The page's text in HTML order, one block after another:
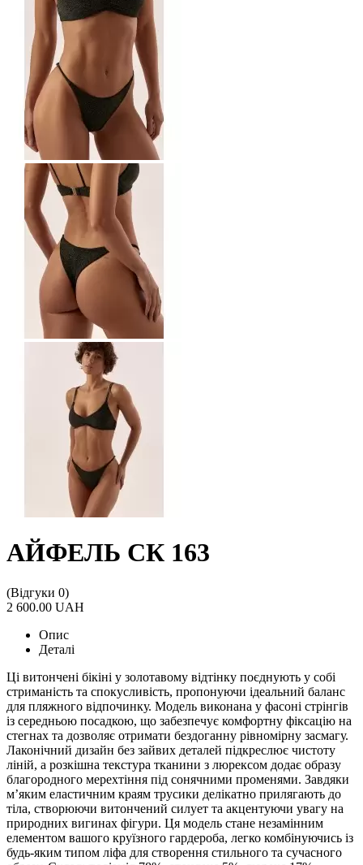
АЙФЕЛЬ СК 163
(Відгуки 0)
2 600.00 UAH
Опис
Деталі
Ці витончені бікіні у золотавому відтінку поєднують у собі
стриманість та спокусливість, пропонуючи ідеальний баланс
для пляжного відпочинку. Модель виконана у фасоні стрінгів
із середньою посадкою, що забезпечує комфортну фіксацію на
стегнах та дозволяє отримати бездоганну рівномірну засмагу.
Лаконічний дизайн без зайвих деталей підкреслює чистоту
ліній, а розкішна текстура тканини з люрексом додає образу
благородного мерехтіння під сонячними променями. Завдяки
м’яким еластичним краям трусики делікатно прилягають до
тіла, створюючи витончений силует та акцентуючи увагу на
природних вигинах фігури. Ця модель стане незамінним
елементом вашого круїзного гардероба, легко комбінуючись із
будь-яким типом ліфа для створення стильного та сучасного